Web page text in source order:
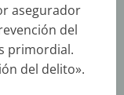
asegurador
del
primordial.
del delito».